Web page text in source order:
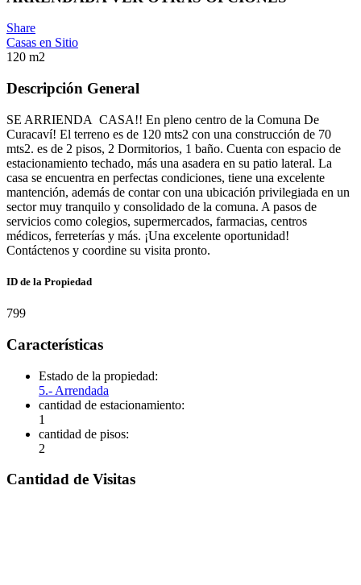
Share
Casas en Sitio
120 m2
Descripción General
SE ARRIENDA CASA!! En pleno centro de la Comuna De
Curacaví! El terreno es de 120 mts2 con una construcción de 70
mts2. es de 2 pisos, 2 Dormitorios, 1 baño. Cuenta con espacio de
estacionamiento techado, más una asadera en su patio lateral. La
casa se encuentra en perfectas condiciones, tiene una excelente
mantención, además de contar con una ubicación privilegiada en un
sector muy tranquilo y consolidado de la comuna. A pasos de
servicios como colegios, supermercados, farmacias, centros
médicos, ferreterías y más. ¡Una excelente oportunidad!
Contáctenos y coordine su visita pronto.
ID de la Propiedad
799
Características
Estado de la propiedad:
5.- Arrendada
cantidad de estacionamiento:
1
cantidad de pisos:
2
Cantidad de Visitas